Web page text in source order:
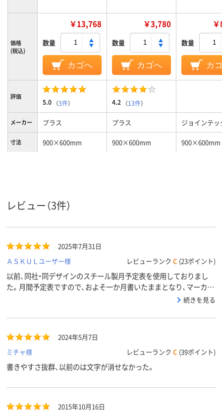
価格
(税込)
￥13,768
数量
カゴへ
￥3,780
数量
カゴへ
数量
カ
評価
5.0 （3件） 4.2 （13件）
メーカー プラス プラス ジョインテッ
寸法 900×600mm 900×600mm 900×600mm
ホワイト
質
ホーロータイプ
ホワイト
ボード面
数
片面（罫引）
カラーグ
ループ
ホワイト系 ホワイト系
2.38kg
マーカー
51 51
レビュー（3件）
2025年7月31日
ＡＳＫＵＬユーザー様
レビューランク C (23ポイント)
以前、同社・同デザインのスチール製月予定表を使用しておりまし
た。月間予定表ですので、およそ一か月書いたままとなり、マーカー
によっては消えにくいものもございました。ある時、あまりの消え
が、表面のコーティング？がはがれたようでより一層消えにくくな
た。新品ということもあるのでしょうが、ホーローなので一発で消
えて使いやすいです。同じ失敗はしないよう、アルコールでのふき
取りはせず、大事に使っていこうと思っております。
続きを見る
2024年5月7日
ミチャ様
レビューランク C (39ポイント)
書きやすさ抜群、以前のは文字が消せなかった。
2015年10月16日